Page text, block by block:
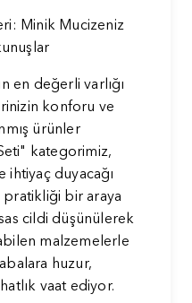
Minik Mucizeniz
en değerli varlığı
konforu ve
ürünler
kategorimiz,
duyacağı
pratikliği bir araya
cildi düşünülerek
malzemelerle
huzur,
vaat ediyor.